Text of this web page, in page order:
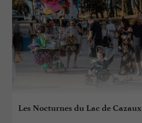
Les Nocturnes du Lac de Cazaux